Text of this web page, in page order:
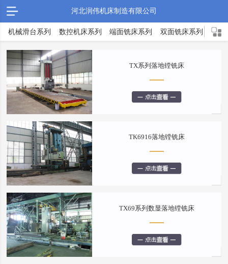
河北润伟机床制造有限公司
机械滑台系列 数控机床系列 端面铣床系列 双面铣床系列 TX
TX系列落地镗铣床
TK6916落地镗铣床
TX69系列数显落地镗铣床